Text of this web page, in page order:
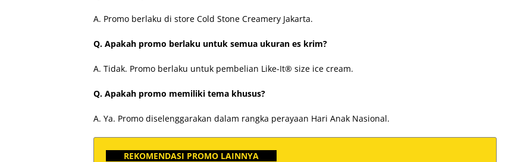
A. Promo berlaku di store Cold Stone Creamery Jakarta.
Q. Apakah promo berlaku untuk semua ukuran es krim?
A. Tidak. Promo berlaku untuk pembelian Like-It® size ice cream.
Q. Apakah promo memiliki tema khusus?
A. Ya. Promo diselenggarakan dalam rangka perayaan Hari Anak Nasional.
REKOMENDASI PROMO LAINNYA